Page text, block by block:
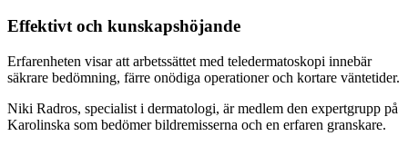
Effektivt och kunskapshöjande
Erfarenheten visar att arbetssättet med teledermatoskopi innebär
säkrare bedömning, färre onödiga operationer och kortare väntetider.
Niki Radros, specialist i dermatologi, är medlem den expertgrupp på
Karolinska som bedömer bildremisserna och en erfaren granskare.